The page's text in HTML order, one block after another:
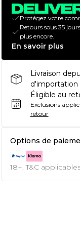
Protégez votre
Retours sous 35
plus encore.
En savoir plus
Livraison
d'importation
Éligible au
Exclusions
retour
Options de
18+, T&C